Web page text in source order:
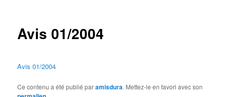
Avis 01/2004
Avis 01/2004
Ce contenu a été publié paramisdura. Mettez-le en favori avec son